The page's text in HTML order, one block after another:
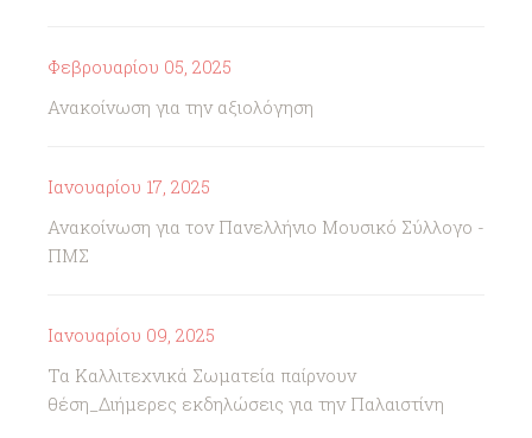
Φεβρουαρίου 05, 2025
Ανακοίνωση για την αξιολόγηση
Ιανουαρίου 17, 2025
Ανακοίνωση για τον Πανελλήνιο Μουσικό Σύλλογο -
ΠΜΣ
Ιανουαρίου 09, 2025
Τα Καλλιτεχνικά Σωματεία παίρνουν
θέση_Διήμερες εκδηλώσεις για την Παλαιστίνη